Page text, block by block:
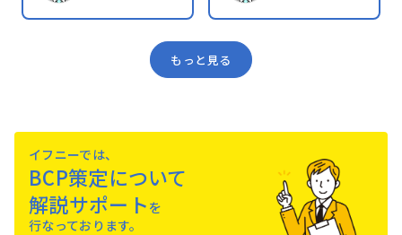
もっと見る
イフニーでは、
BCP策定について
解説サポート を
⾏なっております。